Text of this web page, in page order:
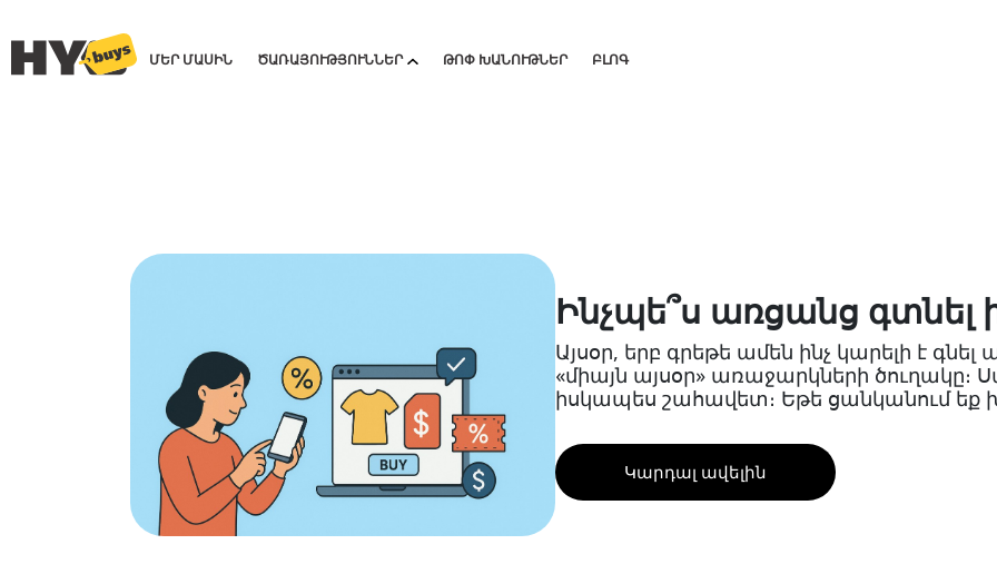
ՄԵՐ ՄԱՍԻՆ ԾԱՌԱՅՈՒԹՅՈՒՆՆԵՐ ԹՈՓ ԽԱՆՈՒԹՆԵՐ ԲԼՈԳ
Ինչպե՞ս առցանց գտնել
Այսօր, երբ գրեթե ամեն ինչ կարելի է գնել
«միայն այսօր» առաջարկների ծուղակը։
իսկապես շահավետ։ Եթե ցանկանում եք
Կարդալ ավելին